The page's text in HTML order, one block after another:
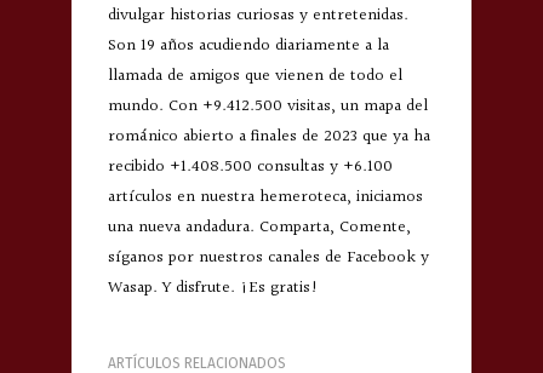
divulgar historias curiosas y entretenidas.
Son 19 años acudiendo diariamente a la
llamada de amigos que vienen de todo el
mundo. Con +9.412.500 visitas, un mapa del
románico abierto a finales de 2023 que ya ha
recibido +1.408.500 consultas y +6.100
artículos en nuestra hemeroteca, iniciamos
una nueva andadura. Comparta, Comente,
síganos por nuestros canales de Facebook y
Wasap. Y disfrute. ¡Es gratis!
ARTÍCULOS RELACIONADOS